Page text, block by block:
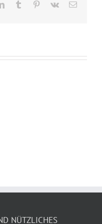
LinkedInTumblr Pinterest
Vk
E-
NÜTZLICHES